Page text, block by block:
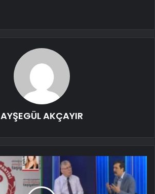
AYŞEGÜL AKÇAYIR